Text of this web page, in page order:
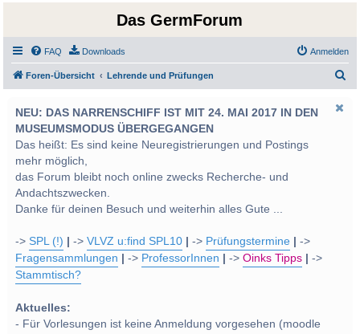
Das GermForum
FAQ Downloads Anmelden
Foren-Übersicht Lehrende und Prüfungen
NEU: DAS NARRENSCHIFF IST MIT 24. MAI 2017 IN DEN
MUSEUMSMODUS ÜBERGEGANGEN
Das heißt: Es sind keine Neuregistrierungen und Postings
mehr möglich,
das Forum bleibt noch online zwecks Recherche- und
Andachtszwecken.
Danke für deinen Besuch und weiterhin alles Gute ...
->SPL (!) ->VLVZ u:find SPL10 -> Prüfungstermine
->
Fragensammlungen
-> ProfessorInnen ->Oinks Tipps
->
Stammtisch?
Aktuelles:
- Für Vorlesungen ist keine Anmeldung vorgesehen (moodle